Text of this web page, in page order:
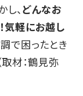
、どんなお
気軽にお越し
で困ったとき
取材：鶴見弥